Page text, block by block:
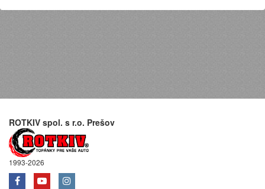
ROTKIV spol. s r.o. Prešov
1993-2026